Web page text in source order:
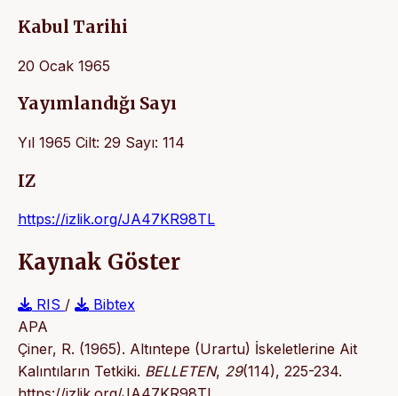
Kabul Tarihi
20 Ocak 1965
Yayımlandığı Sayı
Yıl 1965 Cilt: 29 Sayı: 114
IZ
https://izlik.org/JA47KR98TL
Kaynak Göster
RIS /
Bibtex
APA
Çiner, R. (1965). Altıntepe (Urartu) İskeletlerine Ait
Kalıntıların Tetkiki. BELLETEN, 29(114), 225-234.